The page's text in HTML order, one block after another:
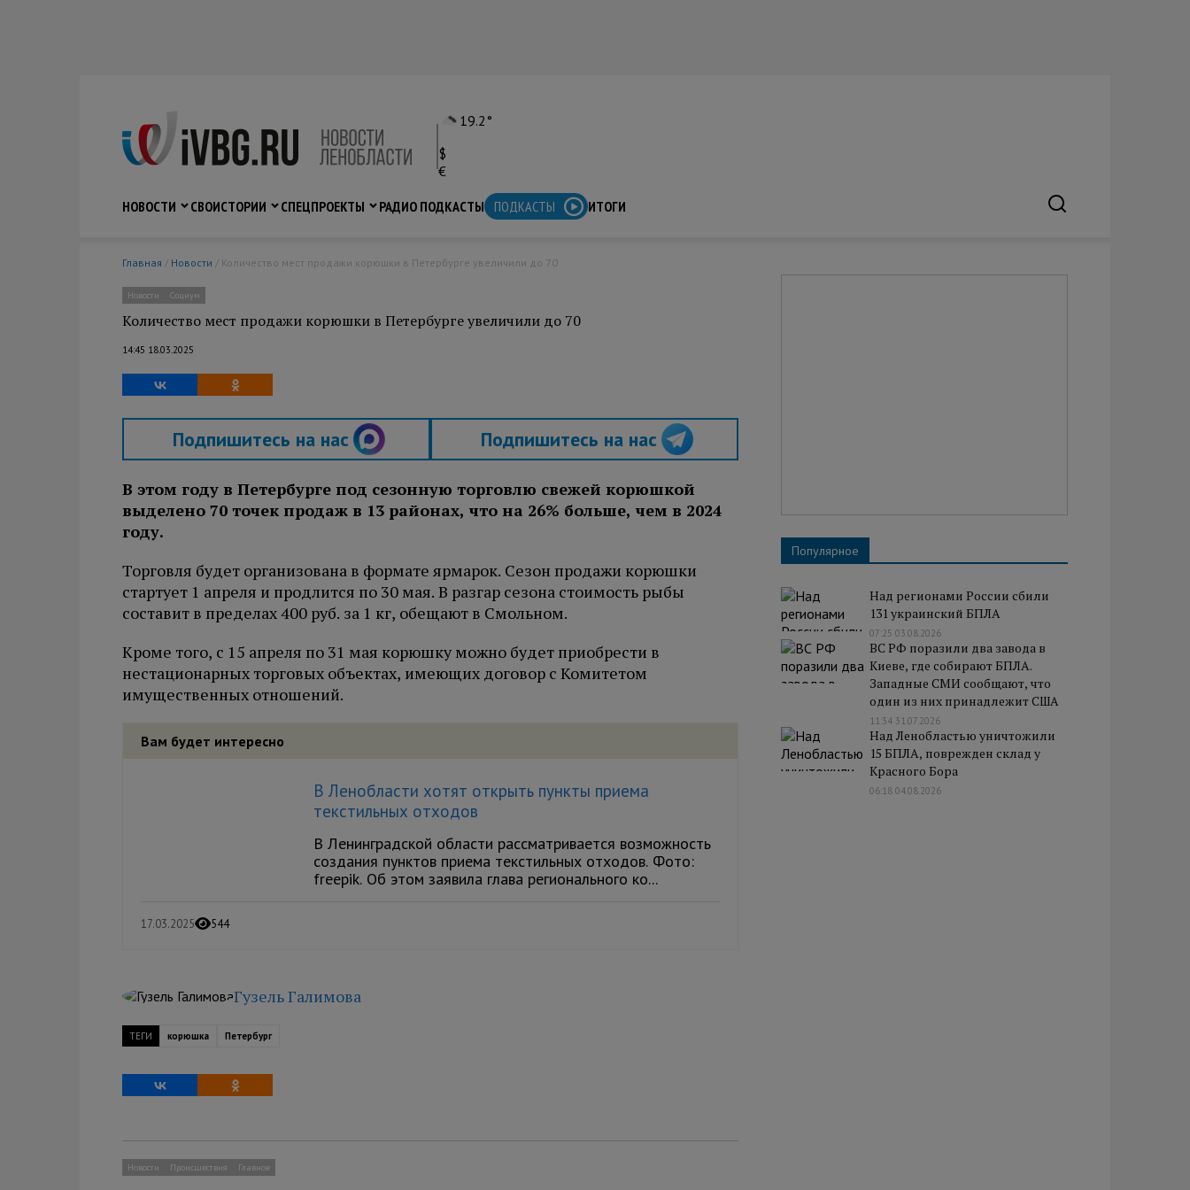
19.2°
$
€
НОВОСТИ
СВОИСТОРИИ СПЕЦПРОЕКТЫ РАДИО ПОДКАСТЫ ПОДКАСТЫ ИТОГИ
Главная / Новости / Количество мест продажи корюшки в Петербурге увеличили до 70
Новости Социум
Количество мест продажи корюшки в Петербурге увеличили до 70
14:45 18.03.2025
Подпишитесь на нас Подпишитесь на нас
В этом году в Петербурге под сезонную торговлю свежей корюшкой
выделено 70 точек продаж в 13 районах, что на 26% больше, чем в 2024
году.
Торговля будет организована в формате ярмарок. Сезон продажи корюшки
стартует 1 апреля и продлится по 30 мая. В разгар сезона стоимость рыбы
составит в пределах 400 руб. за 1 кг, обещают в Смольном.
Кроме того, с 15 апреля по 31 мая корюшку можно будет приобрести в
нестационарных торговых объектах, имеющих договор с Комитетом
имущественных отношений.
Вам будет интересно
В Ленобласти хотят открыть пункты приема
текстильных отходов
В Ленинградской области рассматривается возможность
создания пунктов приема текстильных отходов. Фото:
freepik. Об этом заявила глава регионального ко...
17.03.2025 544
Гузель Галимова
ТЕГИ корюшка Петербург
Новости Происшествия Главное
Популярное
Над регионами России сбили
131 украинский БПЛА
07:25 03.08.2026
ВС РФ поразили два завода в
Киеве, где собирают БПЛА.
Западные СМИ сообщают, что
один из них принадлежит США
11:34 31.07.2026
Над Ленобластью уничтожили
15 БПЛА, поврежден склад у
Красного Бора
06:18 04.08.2026